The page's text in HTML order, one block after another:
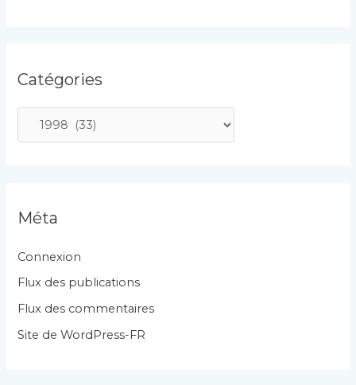
Catégories
a
g
r
i
e
Méta
Connexion
Flux des publications
Flux des commentaires
Site de WordPress-FR